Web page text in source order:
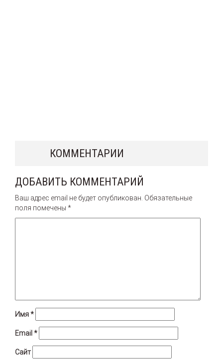
КОММЕНТАРИИ
ДОБАВИТЬ КОММЕНТАРИЙ
Ваш адрес email не будет опубликован. Обязательные
поля помечены *
Имя*
Email *
Сайт